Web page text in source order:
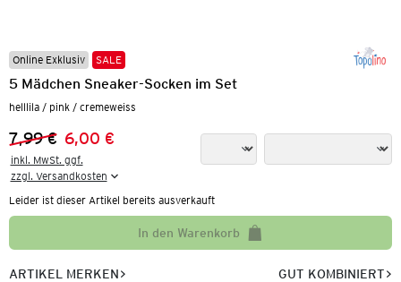
Online Exklusiv SALE
5 Mädchen Sneaker-Socken im Set
helllila / pink / cremeweiss
Vorheriger Preis:
7,99 €
Neuer Preis:
6,00 €
inkl. MwSt. ggf.
zzgl. Versandkosten
Leider ist dieser Artikel bereits ausverkauft
In den Warenkorb
ARTIKEL MERKEN GUT KOMBINIERT